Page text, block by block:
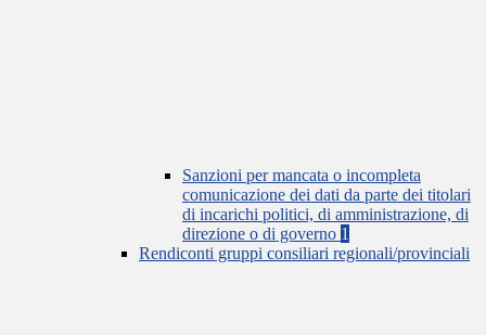
Sanzioni per mancata o incompleta
comunicazione dei dati da parte dei titolari
di incarichi politici, di amministrazione, di
direzione o di governo 1
Rendiconti gruppi consiliari regionali/provinciali